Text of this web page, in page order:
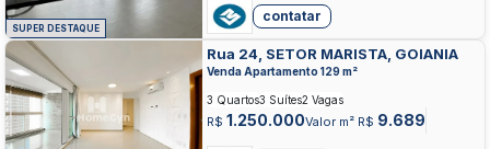
SUPER DESTAQUE
contatar
Rua 24, SETOR MARISTA, GOIANIA
Venda Apartamento 129 m²
R$ 1.250.000Valor m² R$ 9.689
3 Quartos3 Suítes2 Vagas